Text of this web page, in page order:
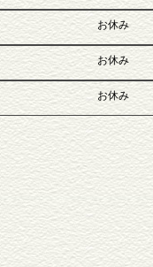
お休み
お休み
お休み